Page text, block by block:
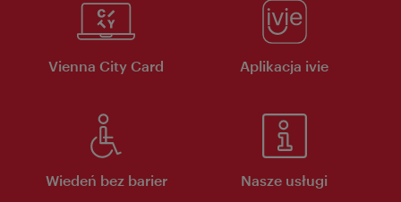
Vienna City Card Aplikacja ivie
Wiedeń bez barier Nasze usługi